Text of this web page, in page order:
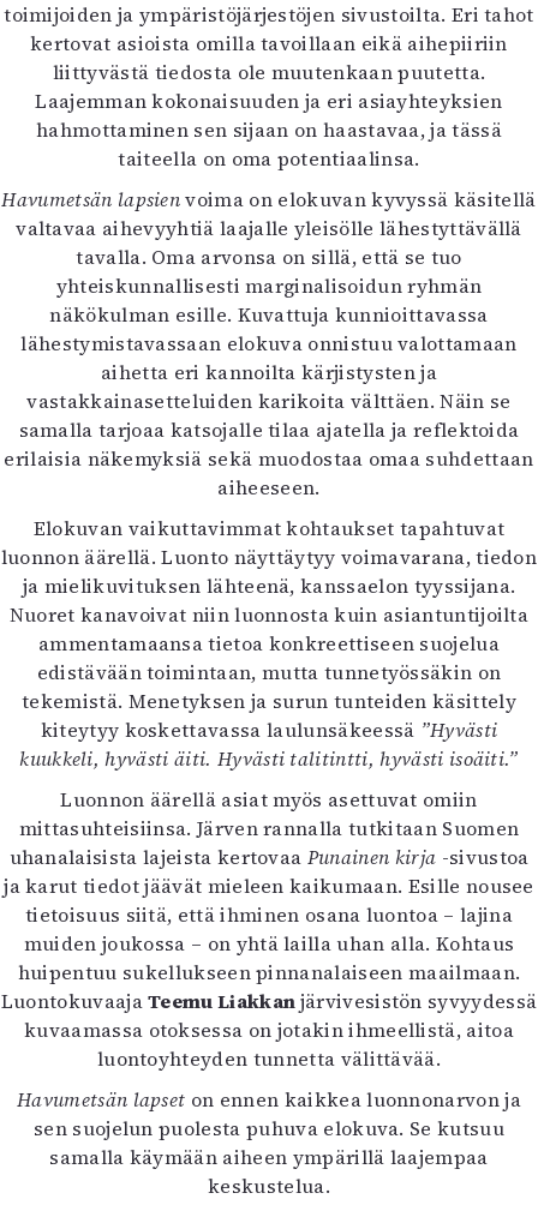
toimijoiden ja ympäristöjärjestöjen sivustoilta. Eri tahot
kertovat asioista omilla tavoillaan eikä aihepiiriin
liittyvästä tiedosta ole muutenkaan puutetta.
Laajemman kokonaisuuden ja eri asiayhteyksien
hahmottaminen sen sijaan on haastavaa, ja tässä
taiteella on oma potentiaalinsa.
Havumetsän lapsienvoima on elokuvan kyvyssä käsitellä
valtavaa aihevyyhtiä laajalle yleisölle lähestyttävällä
tavalla. Oma arvonsa on sillä, että se tuo
yhteiskunnallisesti marginalisoidun ryhmän
näkökulman esille. Kuvattuja kunnioittavassa
lähestymistavassaan elokuva onnistuu valottamaan
aihetta eri kannoilta kärjistysten ja
vastakkainasetteluiden karikoita välttäen. Näin se
samalla tarjoaa katsojalle tilaa ajatella ja reflektoida
erilaisia näkemyksiä sekä muodostaa omaa suhdettaan
aiheeseen.
Elokuvan vaikuttavimmat kohtaukset tapahtuvat
luonnon äärellä. Luonto näyttäytyy voimavarana, tiedon
ja mielikuvituksen lähteenä, kanssaelon tyyssijana.
Nuoret kanavoivat niin luonnosta kuin asiantuntijoilta
ammentamaansa tietoa konkreettiseen suojelua
edistävään toimintaan, mutta tunnetyössäkin on
tekemistä. Menetyksen ja surun tunteiden käsittely
kiteytyy koskettavassa laulunsäkeessä ”Hyvästi
kuukkeli, hyvästi äiti. Hyvästi talitintti, hyvästi isoäiti.”
Luonnon äärellä asiat myös asettuvat omiin
mittasuhteisiinsa. Järven rannalla tutkitaan Suomen
uhanalaisista lajeista kertovaa Punainen kirja -sivustoa
ja karut tiedot jäävät mieleen kaikumaan. Esille nousee
tietoisuus siitä, että ihminen osana luontoa – lajina
muiden joukossa – on yhtä lailla uhan alla. Kohtaus
huipentuu sukellukseen pinnanalaiseen maailmaan.
LuontokuvaajaTeemu Liakkanjärvivesistön syvyydessä
kuvaamassa otoksessa on jotakin ihmeellistä, aitoa
luontoyhteyden tunnetta välittävää.
Havumetsän lapset on ennen kaikkea luonnonarvon ja
sen suojelun puolesta puhuva elokuva. Se kutsuu
samalla käymään aiheen ympärillä laajempaa
keskustelua.